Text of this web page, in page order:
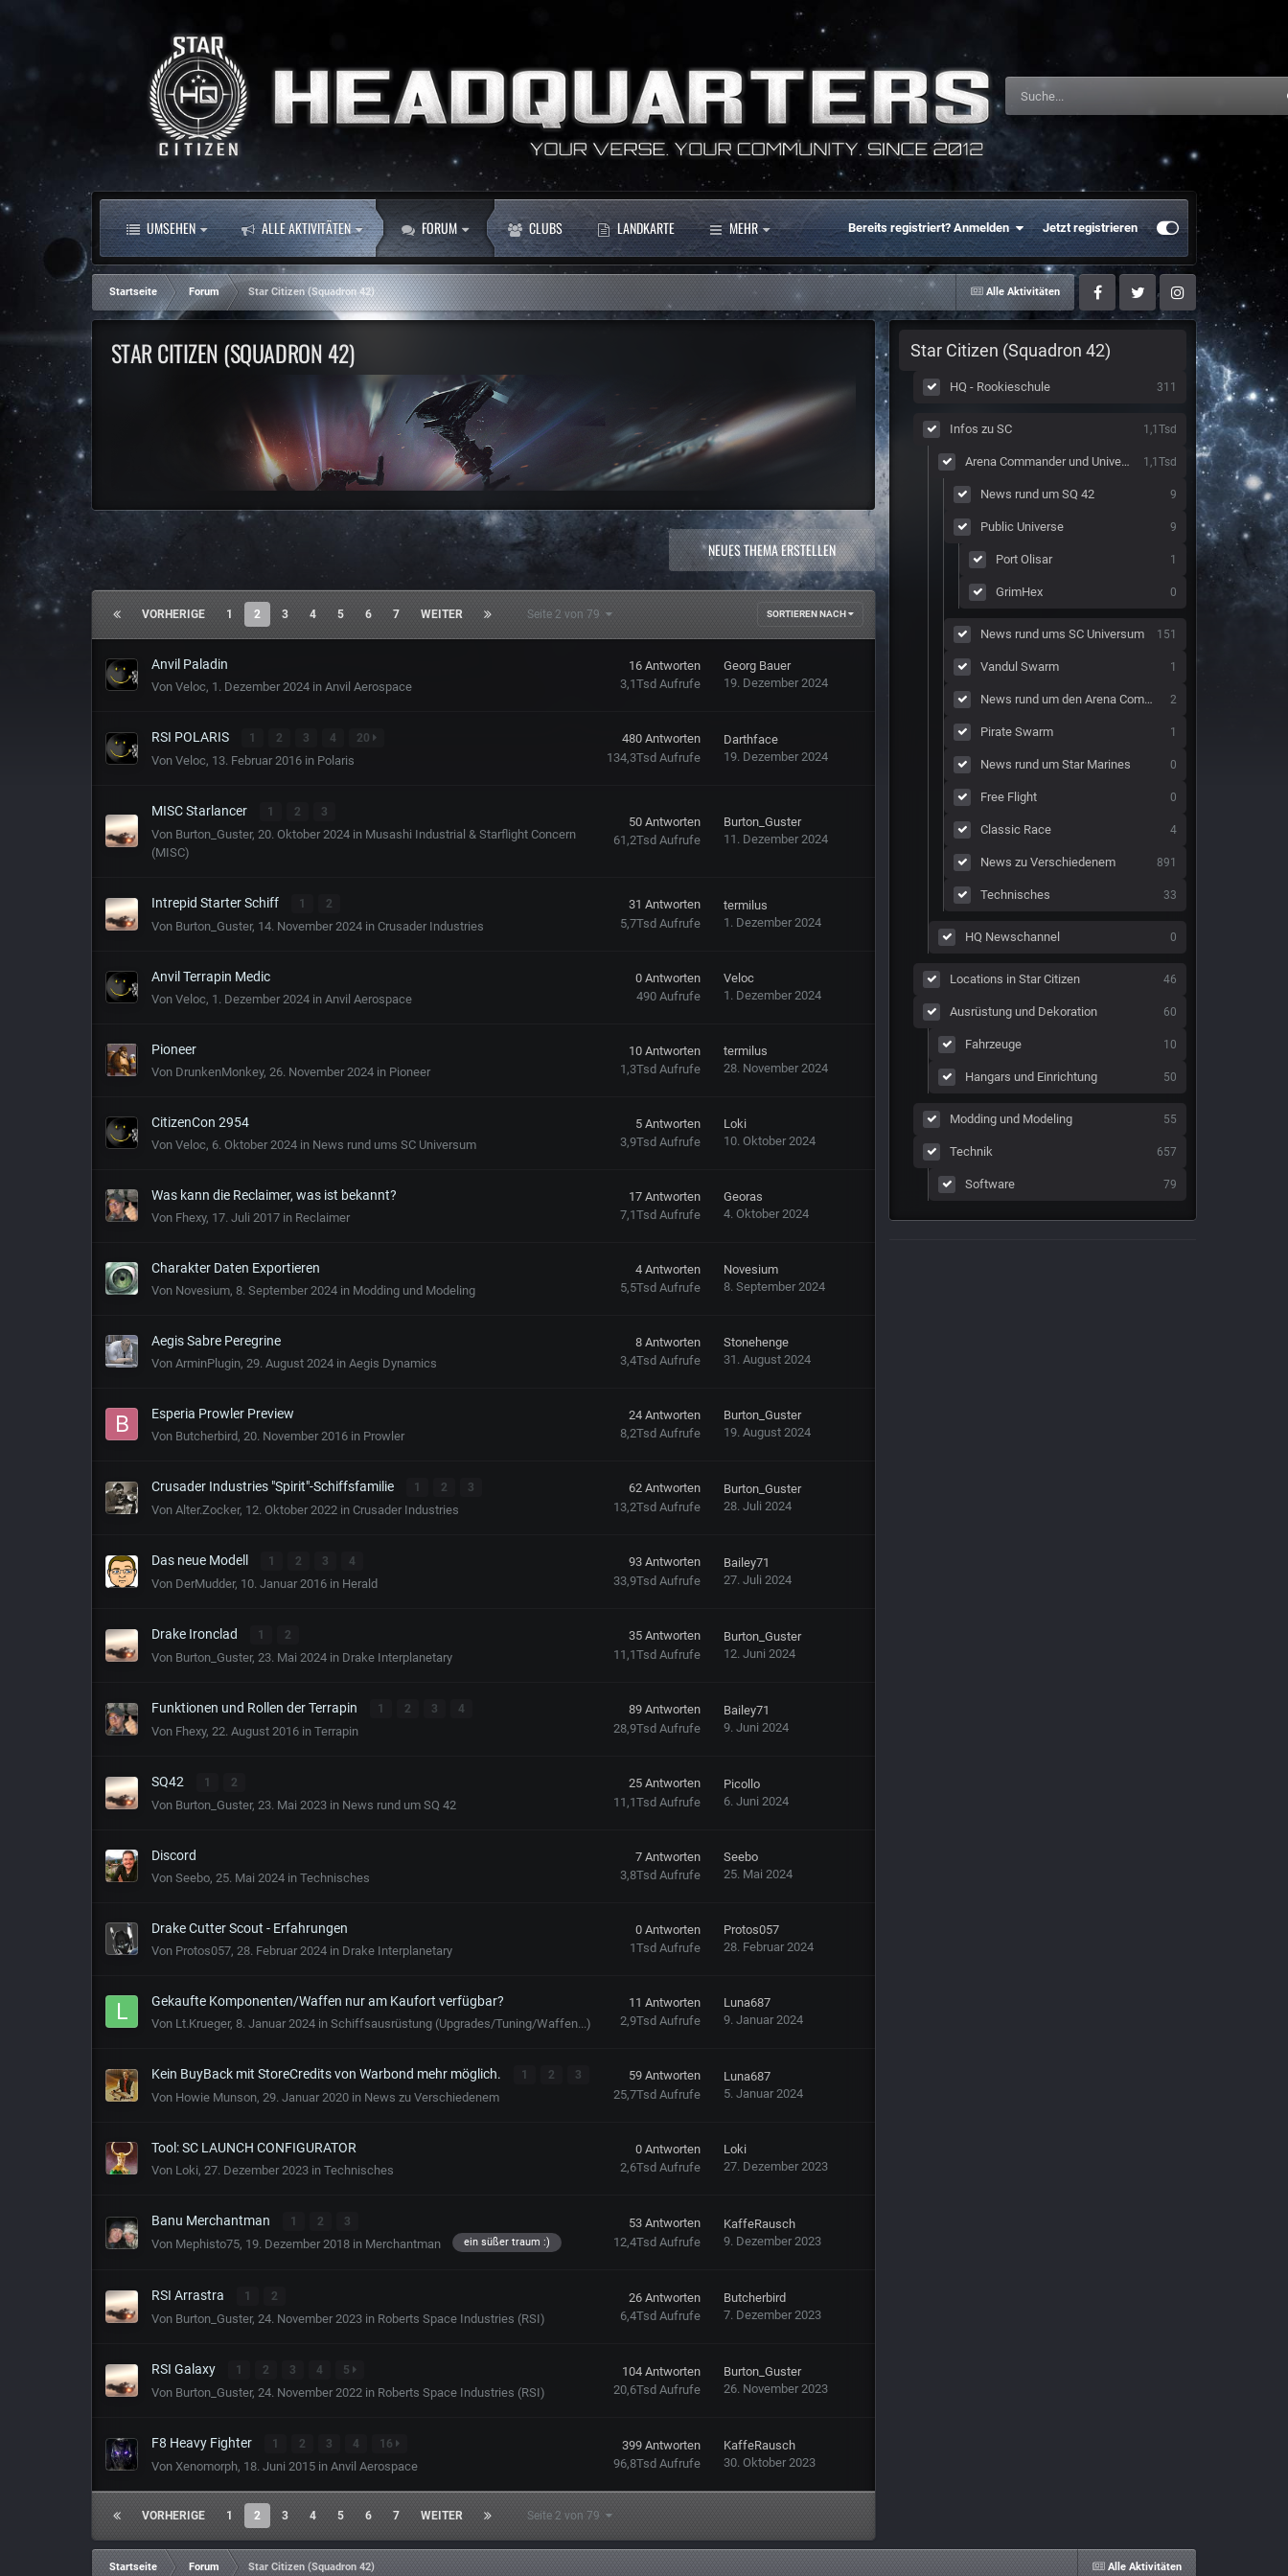
UMSEHEN ALLE AKTIVITÄTEN FORUM CLUBS LANDKARTE MEHR Bereits registriert? Anmelden Jetzt registrieren
Alle Aktivitäten
Startseite Forum
Star Citizen (Squadron 42)
FacebookTwitter Instagram
STAR CITIZEN (SQUADRON 42)
NEUES THEMA ERSTELLEN
SORTIEREN NACH
VORHERIGE 1 2 3 4 5 6 7 WEITER Seite 2 von 79
Anvil Paladin
Von Veloc, 1. Dezember 2024in Anvil Aerospace
16 Antworten
3,1Tsd Aufrufe
Georg Bauer
19. Dezember 2024
RSI POLARIS 1 2 3 4 20
Von Veloc, 13. Februar 2016in Polaris
480 Antworten
134,3Tsd Aufrufe
Darthface
19. Dezember 2024
MISC Starlancer 1 2 3
Von Burton_Guster, 20. Oktober 2024in Musashi Industrial & Starflight Concern
(MISC)
50 Antworten
61,2Tsd Aufrufe
Burton_Guster
11. Dezember 2024
Intrepid Starter Schiff 1 2
Von Burton_Guster, 14. November 2024in Crusader Industries
31 Antworten
5,7Tsd Aufrufe
termilus
1. Dezember 2024
Anvil Terrapin Medic
Von Veloc, 1. Dezember 2024in Anvil Aerospace
0 Antworten
490 Aufrufe
Veloc
1. Dezember 2024
Pioneer
Von DrunkenMonkey, 26. November 2024in Pioneer
10 Antworten
1,3Tsd Aufrufe
termilus
28. November 2024
CitizenCon 2954
Von Veloc, 6. Oktober 2024in News rund ums SC Universum
5 Antworten
3,9Tsd Aufrufe
Loki
10. Oktober 2024
Was kann die Reclaimer, was ist bekannt?
Von Fhexy, 17. Juli 2017in Reclaimer
17 Antworten
7,1Tsd Aufrufe
Georas
4. Oktober 2024
Charakter Daten Exportieren
Von Novesium, 8. September 2024in Modding und Modeling
4 Antworten
5,5Tsd Aufrufe
Novesium
8. September 2024
Aegis Sabre Peregrine
Von ArminPlugin, 29. August 2024in Aegis Dynamics
8 Antworten
3,4Tsd Aufrufe
Stonehenge
31. August 2024
Esperia Prowler Preview
Von Butcherbird, 20. November 2016in Prowler
24 Antworten
8,2Tsd Aufrufe
Burton_Guster
19. August 2024
Crusader Industries "Spirit"-Schiffsfamilie 1 2 3
Von Alter.Zocker, 12. Oktober 2022in Crusader Industries
62 Antworten
13,2Tsd Aufrufe
Burton_Guster
28. Juli 2024
Das neue Modell 1 2 3 4
Von DerMudder, 10. Januar 2016in Herald
93 Antworten
33,9Tsd Aufrufe
Bailey71
27. Juli 2024
Drake Ironclad 1 2
Von Burton_Guster, 23. Mai 2024in Drake Interplanetary
35 Antworten
11,1Tsd Aufrufe
Burton_Guster
12. Juni 2024
Funktionen und Rollen der Terrapin 1 2 3 4
Von Fhexy, 22. August 2016in Terrapin
89 Antworten
28,9Tsd Aufrufe
Bailey71
9. Juni 2024
SQ42 1 2
Von Burton_Guster, 23. Mai 2023in News rund um SQ 42
25 Antworten
11,1Tsd Aufrufe
Picollo
6. Juni 2024
Discord
Von Seebo, 25. Mai 2024in Technisches
7 Antworten
3,8Tsd Aufrufe
Seebo
25. Mai 2024
Drake Cutter Scout - Erfahrungen
Von Protos057, 28. Februar 2024in Drake Interplanetary
0 Antworten
1Tsd Aufrufe
Protos057
28. Februar 2024
Gekaufte Komponenten/Waffen nur am Kaufort verfügbar?
Von Lt.Krueger, 8. Januar 2024in Schiffsausrüstung (Upgrades/Tuning/Waffen...)
11 Antworten
2,9Tsd Aufrufe
Luna687
9. Januar 2024
Kein BuyBack mit StoreCredits von Warbond mehr möglich. 1 2 3
Von Howie Munson, 29. Januar 2020in News zu Verschiedenem
59 Antworten
25,7Tsd Aufrufe
Luna687
5. Januar 2024
Tool: SC LAUNCH CONFIGURATOR
Von Loki, 27. Dezember 2023in Technisches
0 Antworten
2,6Tsd Aufrufe
Loki
27. Dezember 2023
Banu Merchantman 1 2 3
Von Mephisto75, 19. Dezember 2018in Merchantman ein süßer traum :)
53 Antworten
12,4Tsd Aufrufe
KaffeRausch
9. Dezember 2023
RSI Arrastra 1 2
Von Burton_Guster, 24. November 2023in Roberts Space Industries (RSI)
26 Antworten
6,4Tsd Aufrufe
Butcherbird
7. Dezember 2023
RSI Galaxy 1 2 3 4 5
Von Burton_Guster, 24. November 2022in Roberts Space Industries (RSI)
104 Antworten
20,6Tsd Aufrufe
Burton_Guster
26. November 2023
F8 Heavy Fighter 1 2 3 4 16
Von Xenomorph, 18. Juni 2015in Anvil Aerospace
399 Antworten
96,8Tsd Aufrufe
KaffeRausch
30. Oktober 2023
VORHERIGE 1 2 3 4 5 6 7 WEITER Seite 2 von 79
Star Citizen (Squadron 42)
HQ - Rookieschule 311
Infos zu SC 1,1Tsd
Arena Commander und Universum 1,1Tsd
News rund um SQ 42 9
Public Universe 9
Port Olisar 1
GrimHex 0
News rund ums SC Universum 151
Vandul Swarm 1
News rund um den Arena Commander 2
Pirate Swarm 1
News rund um Star Marines 0
Free Flight 0
Classic Race 4
News zu Verschiedenem 891
Technisches 33
HQ Newschannel 0
Locations in Star Citizen 46
Ausrüstung und Dekoration 60
Fahrzeuge 10
Hangars und Einrichtung 50
Modding und Modeling 55
Technik 657
Software 79
Alle Aktivitäten
Startseite Forum Star Citizen (Squadron 42)